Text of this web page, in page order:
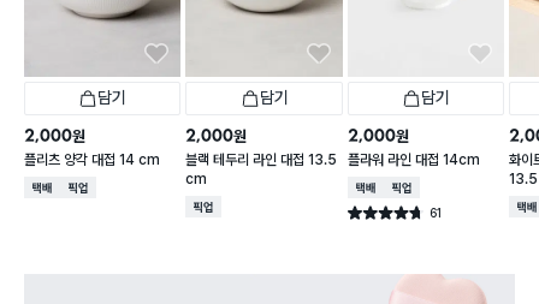
담기
2,000원
플리츠 양각 대접 14 cm
택배배송매장픽업
담기
2,000원
블랙 테두리 라인 대접 13.5
cm
매장픽업
담기
2,000원
플라워 라인 대접 14cm
택배배송매장픽업
별점 4.7점 61
건 작성
화이
택배